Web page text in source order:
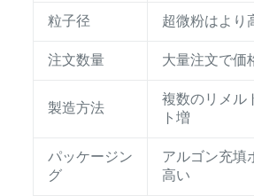
粒子径 超微粉はより
注文数量 大量注文で価
製造方法
複数のリメル
ト増
パッケージン
グ
アルゴン充填
高い